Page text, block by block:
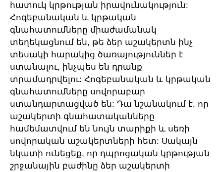
հատուկ կրթության իրավունակություն:
Հոգեբանական և կրթական
գնահատումները միաժամանակ
տեղեկացնում են, թե ձեր աշակերտն ինչ
տեսակի հարակից ծառայություններ է
ստանալու, ինչպես են դրանք
տրամադրվելու: Հոգեբանական և կրթական
գնահատումները սովորաբար
ստանդարտացված են: Դա նշանակում է, որ
աշակերտի գնահատականները
համեմատվում են նույն տարիքի և սեռի
սովորական աշակերտների հետ: Սակայն
նկատի ունեցեք, որ դպրոցական կրթության
շրջանային բաժինը ձեր աշակերտի